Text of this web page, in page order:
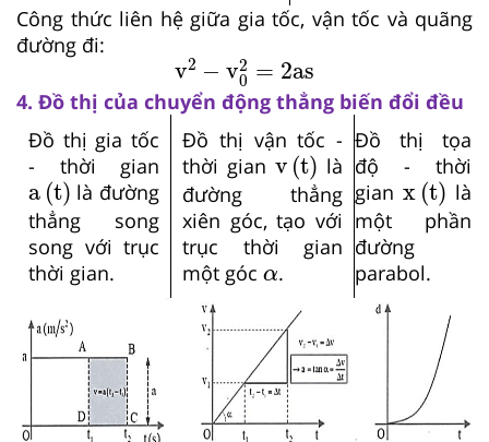
Công thức liên hệ giữa gia tốc, vận tốc và quãng
đường đi:
v2 − v2
0 = 2as
2 02 2as
4. Đồ thị của chuyển động thẳng biến đổi đều
Đồ thị gia tốc
- thời gian
a (t)
a t
là đường
thẳng song
song với trục
thời gian.
Đồ thị vận tốc -
thời gian v (t)
vt
là
đường thẳng
xiên góc, tạo với
trục thời gian
một góc α
α.
Đồ thị tọa
độ - thời
gianx (t)
x t
là
một phần
đường
parabol.